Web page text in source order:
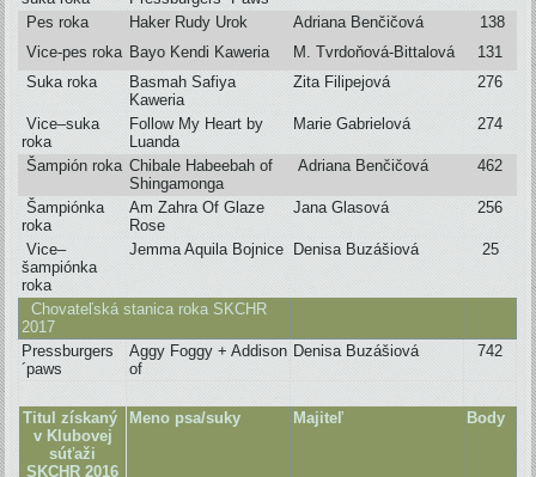
Pes roka Haker Rudy Urok Adriana Benčičová
138
Vice-pes roka Bayo Kendi Kaweria M. Tvrdoňová-Bittalová
131
Suka roka
Basmah Safiya
Kaweria
Zita Filipejová 276
Vice–suka
roka
Follow My Heart by
Luanda
Marie Gabrielová 274
Šampión roka Chibale Habeebah of
Shingamonga
Adriana Benčičová 462
Šampiónka
roka
Am Zahra Of Glaze
Rose
Jana Glasová 256
Vice–
šampiónka
roka
Jemma Aquila Bojnice Denisa Buzášiová 25
Chovateľská stanica roka SKCHR
2017
Pressburgers
´paws
Aggy Foggy + Addison
of
Denisa Buzášiová 742
Titul získaný
v Klubovej
súťaži
SKCHR2016
Meno psa/suky Majiteľ Body